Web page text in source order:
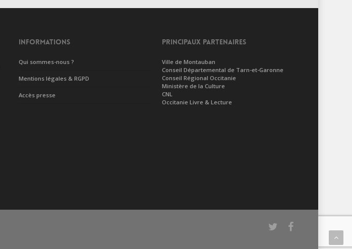
INFORMATIONS
Qui sommes-nous ?
Mentions légales & RGPD
Accès presse
PRINCIPAUX PARTENAIRES
Ville de Montauban
Conseil Départemental de Tarn-et-Garonne
Conseil Régional Occitanie
Ministère de la Culture
CNL
Occitanie Livre & Lecture